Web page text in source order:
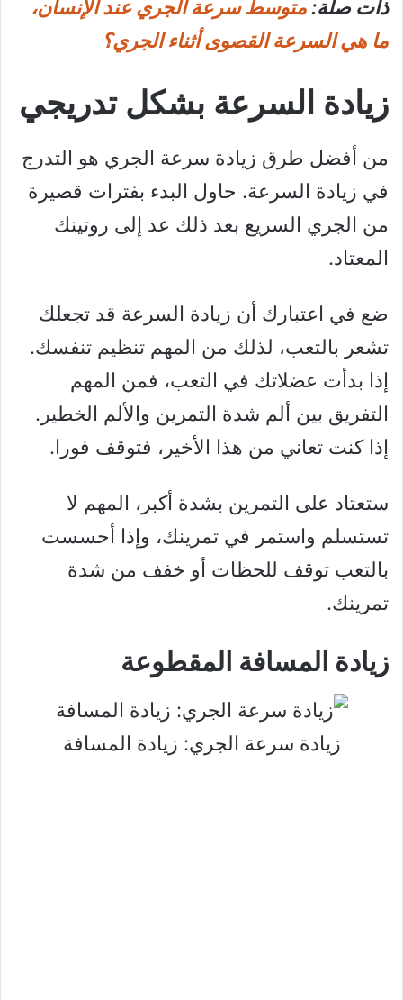
ذات صلة:متوسط سرعة الجري عند الإنسان،
ما هي السرعة القصوى أثناء الجري؟
زيادة السرعة بشكل تدريجي
من أفضل طرق زيادة سرعة الجري هو التدرج
في زيادة السرعة. حاول البدء بفترات قصيرة
من الجري السريع بعد ذلك عد إلى روتينك
المعتاد.
ضع في اعتبارك أن زيادة السرعة قد تجعلك
تشعر بالتعب، لذلك من المهم تنظيم تنفسك.
إذا بدأت عضلاتك في التعب، فمن المهم
التفريق بين ألم شدة التمرين والألم الخطير.
إذا كنت تعاني من هذا الأخير، فتوقف فورا.
ستعتاد على التمرين بشدة أكبر، المهم لا
تستسلم واستمر في تمرينك، وإذا أحسست
بالتعب توقف للحظات أو خفف من شدة
تمرينك.
زيادة المسافة المقطوعة
زيادة سرعة الجري: زيادة المسافة